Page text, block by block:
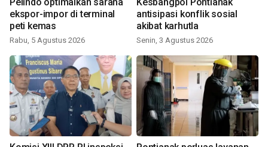
ekspor-impor di terminal
peti kemas
Rabu, 5 Agustus 2026
antisipasi konflik sosial
akibat karhutla
Senin, 3 Agustus 2026